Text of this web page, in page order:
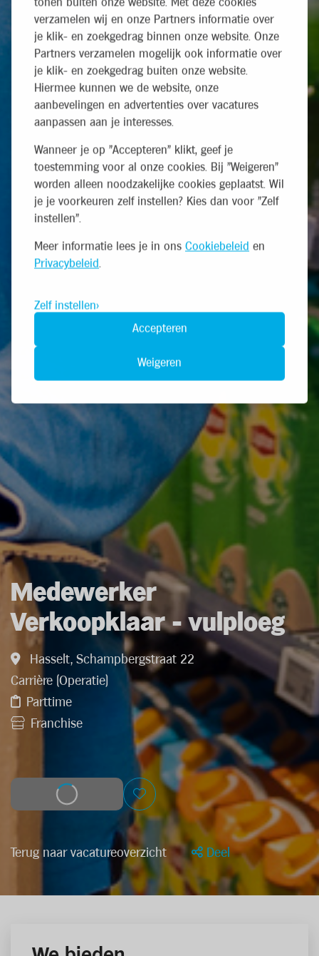
tonen buiten onze website. Met deze cookies
verzamelen wij en onze Partners informatie over
je klik- en zoekgedrag binnen onze website. Onze
Partners verzamelen mogelijk ook informatie over
je klik- en zoekgedrag buiten onze website.
Hiermee kunnen we de website, onze
aanbevelingen en advertenties over vacatures
aanpassen aan je interesses.
Wanneer je op "Accepteren" klikt, geef je
toestemming voor al onze cookies. Bij "Weigeren"
worden alleen noodzakelijke cookies geplaatst. Wil
je je voorkeuren zelf instellen? Kies dan voor "Zelf
instellen".
Meer informatie lees je in ons Cookiebeleid en
Privacybeleid.
Zelf instellen
Weigeren
Accepteren
Medewerker
Verkoopklaar - vulploeg
Hasselt, Schampbergstraat 22
Carrière (Operatie)
Parttime
Franchise
Solliciteer
Terug naar vacatureoverzicht Deel